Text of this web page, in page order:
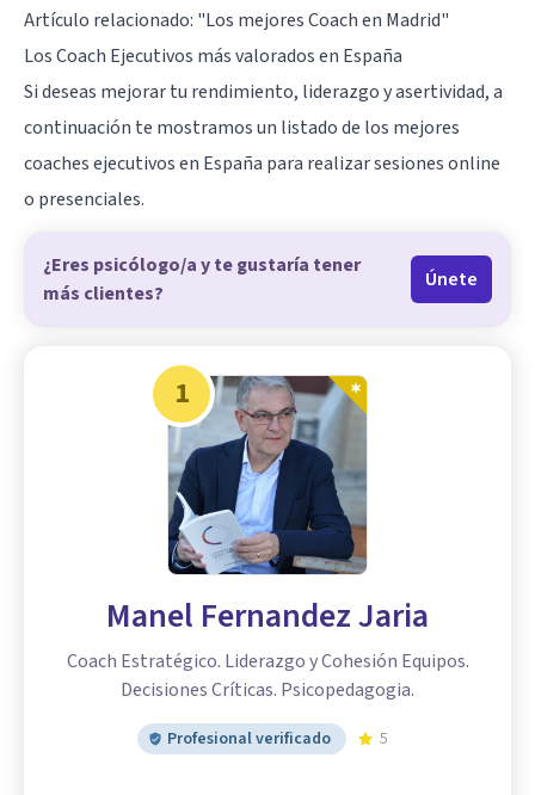
Artículo relacionado: "Los mejores Coach en Madrid"
Los Coach Ejecutivos más valorados en España
Si deseas mejorar tu rendimiento, liderazgo y asertividad, a
continuación te mostramos un listado de los mejores
coaches ejecutivos en España para realizar sesiones online
o presenciales.
¿Eres psicólogo/a y te gustaría tener
más clientes?
Únete
1
Manel Fernandez Jaria
Coach Estratégico. Liderazgo y Cohesión Equipos.
Decisiones Críticas. Psicopedagogia.
Profesional verificado 5